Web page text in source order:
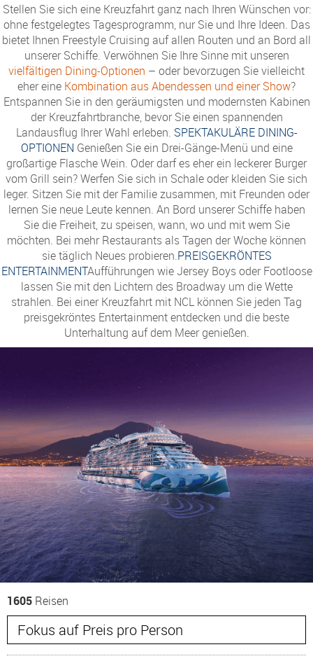
Stellen Sie sich eine Kreuzfahrt ganz nach Ihren Wünschen vor:
ohne festgelegtes Tagesprogramm, nur Sie und Ihre Ideen. Das
bietet Ihnen Freestyle Cruising auf allen Routen und an Bord all
unserer Schiffe. Verwöhnen Sie Ihre Sinne mit unseren
vielfältigen Dining-Optionen – oder bevorzugen Sie vielleicht
eher eine Kombination aus Abendessen und einer Show?
Entspannen Sie in den geräumigsten und modernsten Kabinen
der Kreuzfahrtbranche, bevor Sie einen spannenden
Landausflug Ihrer Wahl erleben. SPEKTAKULÄRE DINING-
OPTIONEN Genießen Sie ein Drei-Gänge-Menü und eine
großartige Flasche Wein. Oder darf es eher ein leckerer Burger
vom Grill sein? Werfen Sie sich in Schale oder kleiden Sie sich
leger. Sitzen Sie mit der Familie zusammen, mit Freunden oder
lernen Sie neue Leute kennen. An Bord unserer Schiffe haben
Sie die Freiheit, zu speisen, wann, wo und mit wem Sie
möchten. Bei mehr Restaurants als Tagen der Woche können
sie täglich Neues probieren.PREISGEKRÖNTES
ENTERTAINMENTAufführungen wie Jersey Boys oder Footloose
lassen Sie mit den Lichtern des Broadway um die Wette
strahlen. Bei einer Kreuzfahrt mit NCL können Sie jeden Tag
preisgekröntes Entertainment entdecken und die beste
Unterhaltung auf dem Meer genießen.
1605 Reisen